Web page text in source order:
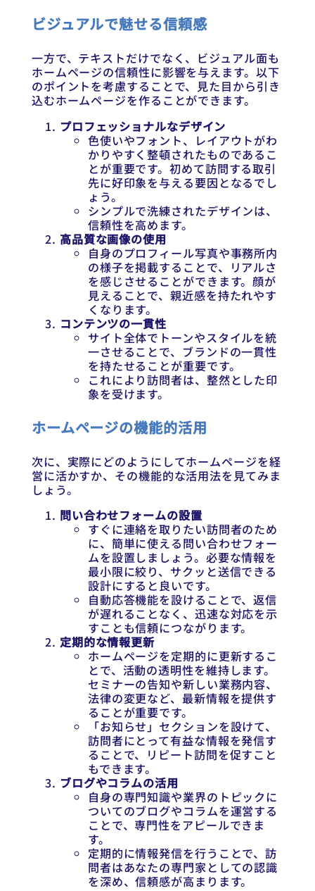
ビジュアルで魅せる信頼感
一方で、テキストだけでなく、ビジュアル面も
ホームページの信頼性に影響を与えます。以下
のポイントを考慮することで、見た目から引き
込むホームページを作ることができます。
プロフェッショナルなデザイン
色使いやフォント、レイアウトがわ
かりやすく整頓されたものであるこ
とが重要です。初めて訪問する取引
先に好印象を与える要因となるでし
ょう。
シンプルで洗練されたデザインは、
信頼性を高めます。
高品質な画像の使用
自身のプロフィール写真や事務所内
の様子を掲載することで、リアルさ
を感じさせることができます。顔が
見えることで、親近感を持たれやす
くなります。
コンテンツの一貫性
サイト全体でトーンやスタイルを統
一させることで、ブランドの一貫性
を持たせることが重要です。
これにより訪問者は、整然とした印
象を受けます。
ホームページの機能的活用
次に、実際にどのようにしてホームページを経
営に活かすか、その機能的な活用法を見てみま
しょう。
問い合わせフォームの設置
すぐに連絡を取りたい訪問者のため
に、簡単に使える問い合わせフォー
ムを設置しましょう。必要な情報を
最小限に絞り、サクッと送信できる
設計にすると良いです。
自動応答機能を設けることで、返信
が遅れることなく、迅速な対応を示
すことも信頼につながります。
定期的な情報更新
ホームページを定期的に更新するこ
とで、活動の透明性を維持します。
セミナーの告知や新しい業務内容、
法律の変更など、最新情報を提供す
ることが重要です。
「お知らせ」セクションを設けて、
訪問者にとって有益な情報を発信す
ることで、リピート訪問を促すこと
もできます。
ブログやコラムの活用
自身の専門知識や業界のトピックに
ついてのブログやコラムを運営する
ことで、専門性をアピールできま
す。
定期的に情報発信を行うことで、訪
問者はあなたの専門家としての認識
を深め、信頼感が高まります。